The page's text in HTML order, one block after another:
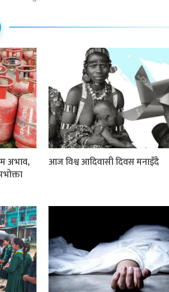
अभाव,
आज विश्व आदिवासी दिवस मनाइँदै